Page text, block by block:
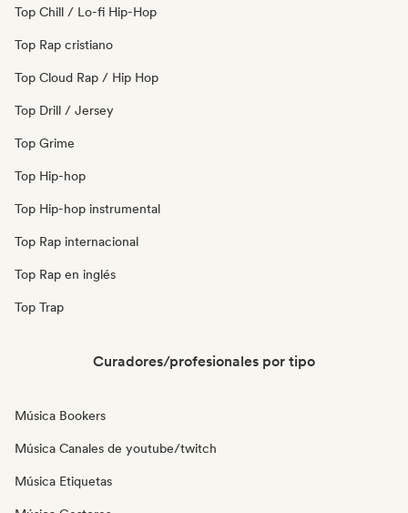
Top Chill / Lo-fi Hip-Hop
Top Rap cristiano
Top Cloud Rap / Hip Hop
Top Drill / Jersey
Top Grime
Top Hip-hop
Top Hip-hop instrumental
Top Rap internacional
Top Rap en inglés
Top Trap
Curadores/profesionales por tipo
Música Bookers
Música Canales de youtube/twitch
Música Etiquetas